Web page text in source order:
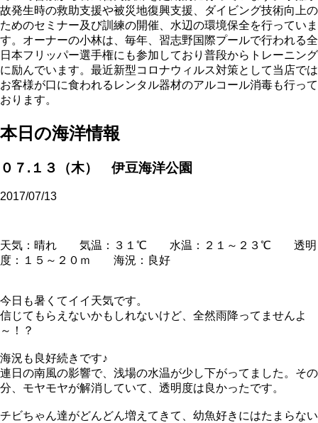
故発生時の救助支援や被災地復興支援、ダイビング技術向上の
ためのセミナー及び訓練の開催、水辺の環境保全を行っていま
す。オーナーの小林は、毎年、習志野国際プールで行われる全
日本フリッパー選手権にも参加しており普段からトレーニング
に励んでいます。最近新型コロナウィルス対策として当店では
お客様が口に食われるレンタル器材のアルコール消毒も行って
おります。
本日の海洋情報
０７.１３（木） 伊豆海洋公園
2017/07/13
天気：晴れ 気温：３１℃ 水温：２１～２３℃ 透明
度：１５～２０ｍ 海況：良好
今日も暑くてイイ天気です。
信じてもらえないかもしれないけど、全然雨降ってませんよ
～！？
海況も良好続きです♪
連日の南風の影響で、浅場の水温が少し下がってました。その
分、モヤモヤが解消していて、透明度は良かったです。
チビちゃん達がどんどん増えてきて、幼魚好きにはたまらない